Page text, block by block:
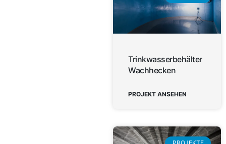
Trinkwasserbehälter
Wachhecken
PROJEKT ANSEHEN